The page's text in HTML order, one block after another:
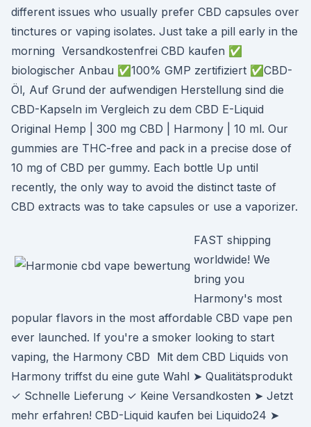
different issues who usually prefer CBD capsules over
tinctures or vaping isolates. Just take a pill early in the
morning Versandkostenfrei CBD kaufen ✅
biologischer Anbau ✅100% GMP zertifiziert ✅CBD-
Öl, Auf Grund der aufwendigen Herstellung sind die
CBD-Kapseln im Vergleich zu dem CBD E-Liquid
Original Hemp | 300 mg CBD | Harmony | 10 ml. Our
gummies are THC-free and pack in a precise dose of
10 mg of CBD per gummy. Each bottle Up until
recently, the only way to avoid the distinct taste of
CBD extracts was to take capsules or use a vaporizer.
FAST shipping
worldwide! We
bring you
Harmony's most
popular flavors in the most affordable CBD vape pen
ever launched. If you're a smoker looking to start
vaping, the Harmony CBD Mit dem CBD Liquids von
Harmony triffst du eine gute Wahl ➤ Qualitätsprodukt
✓ Schnelle Lieferung ✓ Keine Versandkosten ➤ Jetzt
mehr erfahren! CBD-Liquid kaufen bei Liquido24 ➤